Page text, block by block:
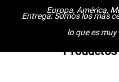
con competitividad central y
la empresa, basados en el
Europa, América,
Entrega: Somos los más
lo que es